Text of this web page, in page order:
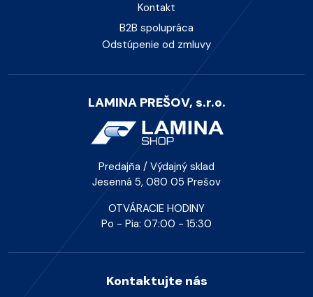
Kontakt
B2B spolupráca
Odstúpenie od zmluvy
LAMINA PREŠOV, s.r.o.
Predajňa / Výdajný sklad
Jesenná 5, 080 05 Prešov
OTVÁRACIE HODINY
Po - Pia: 07:00 - 15:30
Kontaktujte nás